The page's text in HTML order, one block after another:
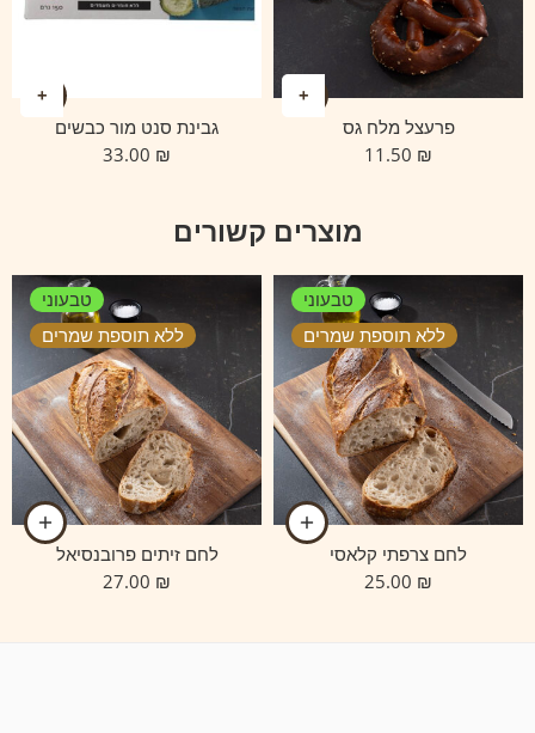
פרעצל מלח גס
₪
גבינת סנט מור כבשים
₪
מוצרים קשורים
טבעוני
ללא תוספת שמרים
לחם צרפתי קלאסי
₪
טבעוני
ללא תוספת שמרים
לחם זיתים פרובנסיאל
₪